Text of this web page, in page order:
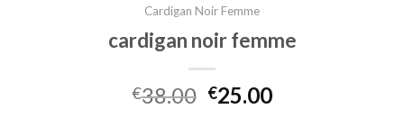
Cardigan Noir Femme
cardigan noir femme
€38.00 €25.00